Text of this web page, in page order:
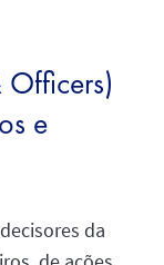
e
da